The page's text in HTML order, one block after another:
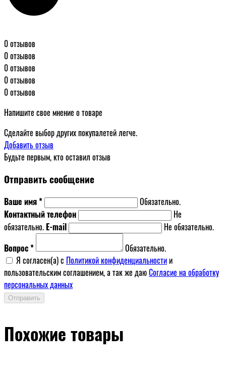
0 отзывов
0 отзывов
0 отзывов
0 отзывов
0 отзывов
Напишите свое мнение о товаре
Сделайте выбор других покупалетей легче.
Добавить отзыв
Будьте первым, кто оставил отзыв
Отправить сообщение
Ваше имя *
Обязательно.
Контактный телефон
Не
обязательно. E-mail
Не обязательно.
Вопрос *
Обязательно.
Я согласен(a) с Политикой конфиденциальностии
пользовательским соглашением, а так же даюСогласие на обработку
персональных данных
Отправить
Похожие товары